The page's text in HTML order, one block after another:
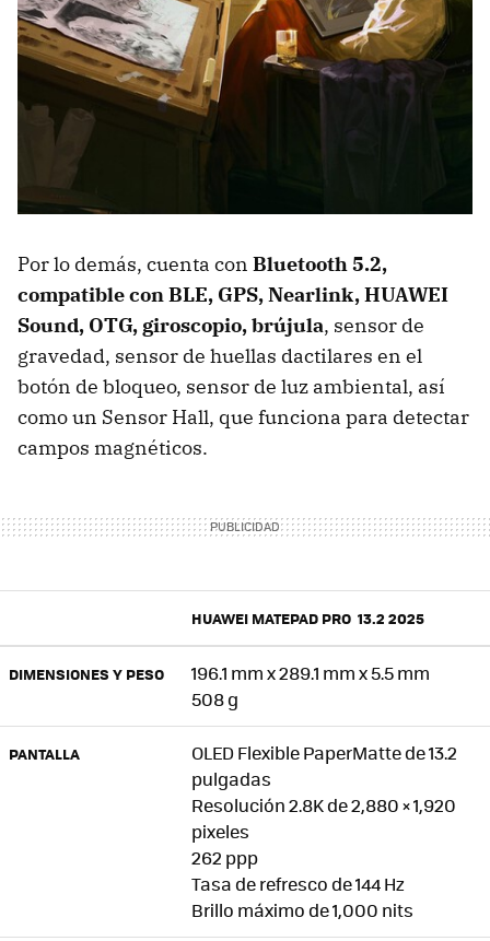
Por lo demás, cuenta con Bluetooth 5.2,
compatible con BLE, GPS,Nearlink,HUAWEI
Sound, OTG, giroscopio, brújula, sensor de
gravedad, sensor de huellas dactilares en el
botón de bloqueo, sensor de luz ambiental, así
como un Sensor Hall, que funciona para detectar
campos magnéticos.
HUAWEI MATEPAD PRO 13.2 2025
DIMENSIONES Y PESO
196.1 mm x 289.1 mm x 5.5 mm
508 g
PANTALLA
OLED Flexible PaperMatte de 13.2
pulgadas
Resolución 2.8K de 2,880 × 1,920
pixeles
262 ppp
Tasa de refresco de 144 Hz
Brillo máximo de 1,000 nits